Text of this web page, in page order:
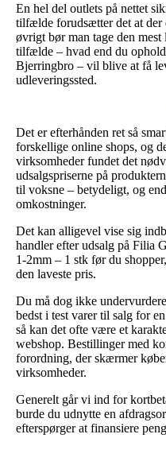
En hel del outlets på nettet
tilfælde forudsætter det at der
øvrigt bør man tage den
tilfælde – hvad end du
Bjerringbro – vil blive at få
udleveringssted.
Det er efterhånden ret så
forskellige online shops, og
virksomheder fundet det
udsalgspriserne på
til voksne – betydeligt, og
omkostninger.
Det kan alligevel vise sig
handler efter udsalg på Filia
1-2mm – 1 stk før du
den laveste pris.
Du må dog ikke
bedst i test varer til salg for
så kan det ofte være et
webshop. Bestillinger med
forordning, der skærmer
virksomheder.
Generelt går vi ind for
burde du udnytte en
efterspørger at finansiere